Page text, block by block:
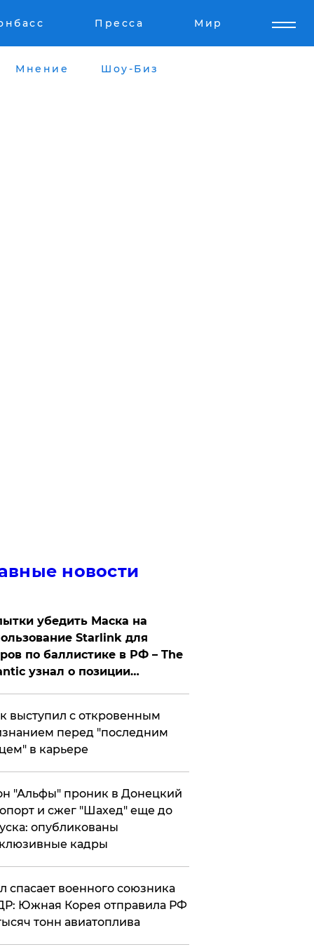
Пресса Мир
Мнение Шоу-Биз
новости
убедить Маска на
Starlink для
по баллистике в РФ – The
узнал о позиции
выступил с откровенным
перед "последним
в карьере
"Альфы" проник в Донецкий
и сжег "Шахед" еще до
опубликованы
кадры
спасает военного союзника
Южная Корея отправила РФ
тонн авиатоплива